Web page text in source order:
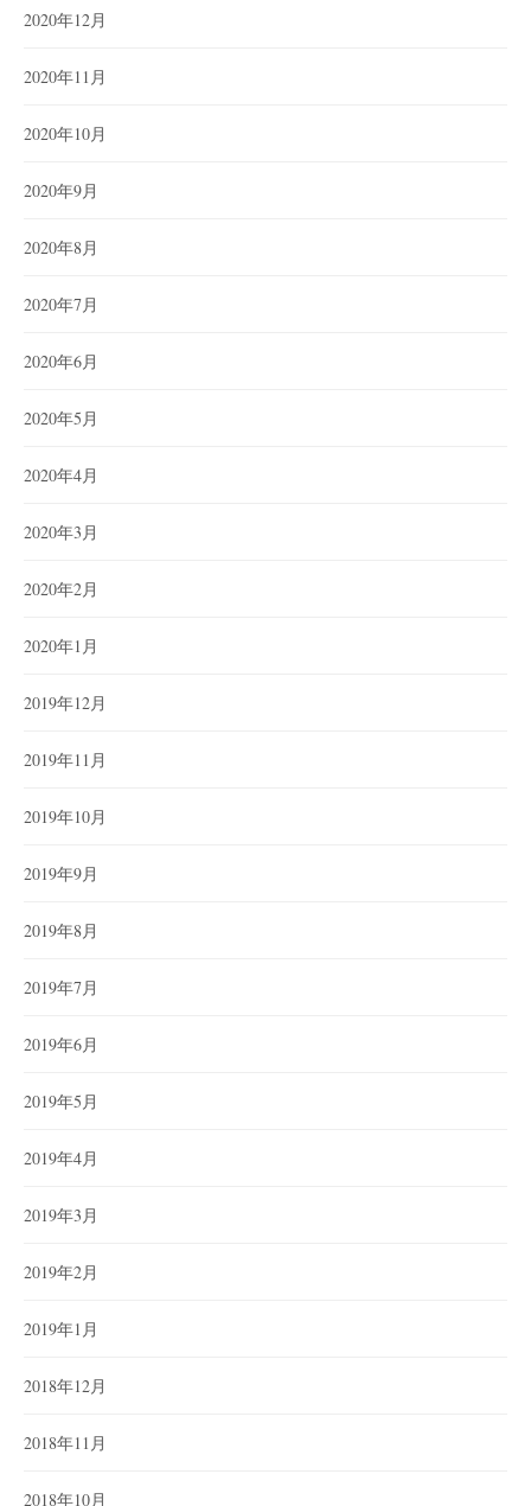
2020年12月
2020年11月
2020年10月
2020年9月
2020年8月
2020年7月
2020年6月
2020年5月
2020年4月
2020年3月
2020年2月
2020年1月
2019年12月
2019年11月
2019年10月
2019年9月
2019年8月
2019年7月
2019年6月
2019年5月
2019年4月
2019年3月
2019年2月
2019年1月
2018年12月
2018年11月
2018年10月